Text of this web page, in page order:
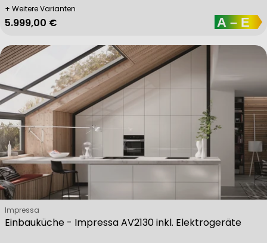
+ Weitere Varianten
Regulärer Preis
5.999,00 €
Einbauküche - Impressa AV2130 inkl. Elektrogeräte
Verkäufer:
Impressa